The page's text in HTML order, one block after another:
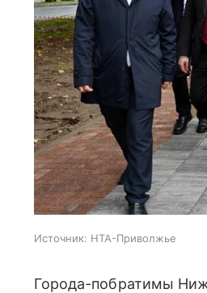
Источник: НТА-Приволжье
Города-побратимы